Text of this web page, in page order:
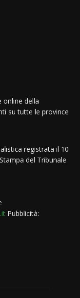
online della
su tutte le province
registrata il 10
del Tribunale
Pubblicità: